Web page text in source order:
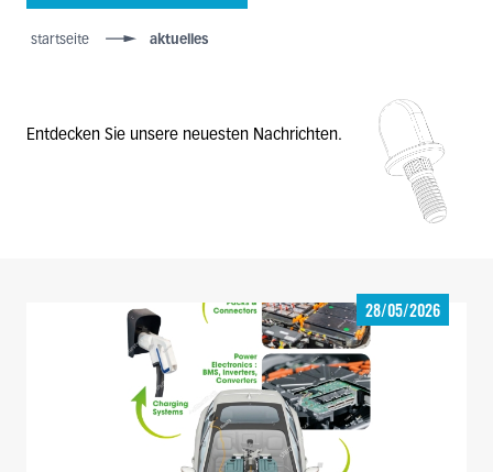
startseite aktuelles
Entdecken Sie unsere neuesten Nachrichten.
28/05/2026